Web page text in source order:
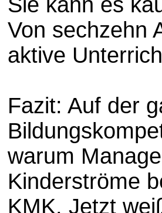
Von sechzehn
aktive
Fazit: Auf der
warum
Kinderströme
KMK. Jetzt